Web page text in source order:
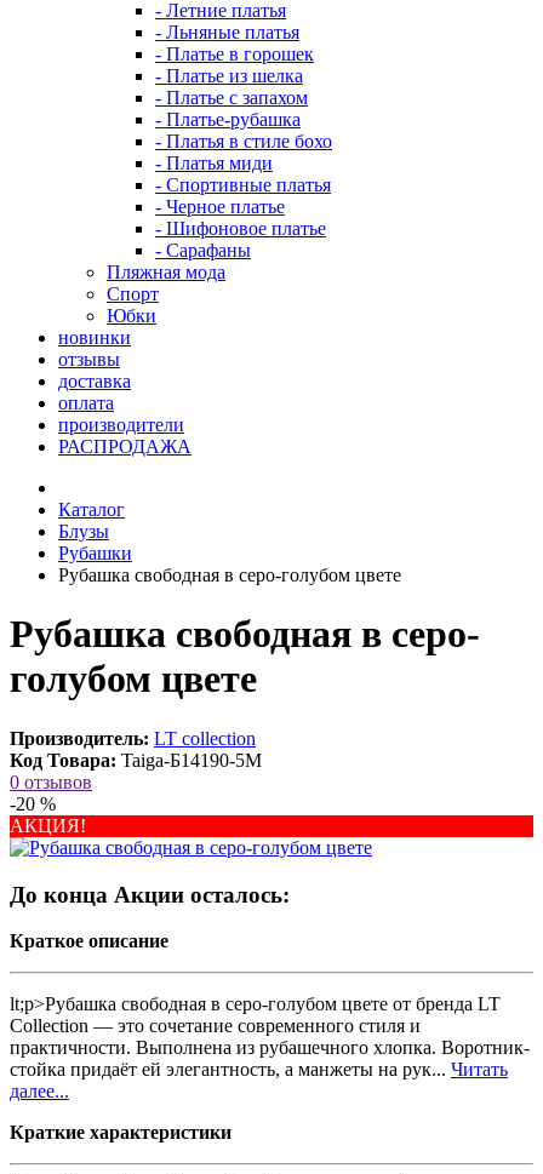
- Летние платья
- Льняные платья
- Платье в горошек
- Платье из шелка
- Платье с запахом
- Платье-рубашка
- Платья в стиле бохо
- Платья миди
- Спортивные платья
- Черное платье
- Шифоновое платье
- Сарафаны
Пляжная мода
Спорт
Юбки
новинки
отзывы
доставка
оплата
производители
РАСПРОДАЖА
Каталог
Блузы
Рубашки
Рубашка свободная в серо-голубом цвете
Рубашка свободная в серо-
голубом цвете
Производитель: LT collection
Код Товара: Taiga-Б14190-5М
0 отзывов
-20 %
АКЦИЯ!
До конца Акции осталось:
Краткое описание
lt;p>Рубашка свободная в серо-голубом цвете от бренда LT
Collection — это сочетание современного стиля и
практичности. Выполнена из рубашечного хлопка. Воротник-
стойка придаёт ей элегантность, а манжеты на рук... Читать
далее...
Краткие характеристики